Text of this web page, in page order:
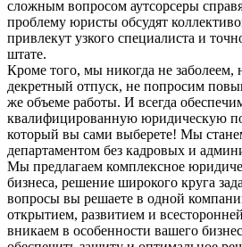
сложным вопросом аутсорсеры
проблему юристы обсудят
привлекут узкого специалиста и
штате.
Кроме того, мы никогда не заболеем,
декретный отпуск, не попросим
же объеме работы. И всегда
квалифицированную юридическую
который вы сами выберете! Мы
департаментом без кадровых и
Мы предлагаем комплексное
бизнеса, решение широкого круга
вопросы вы решаете в одной
открытием, развитием и
вникаем в особенности вашего